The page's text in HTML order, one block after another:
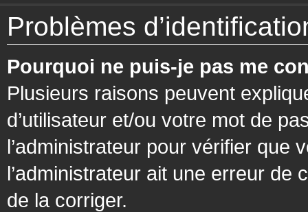
Problèmes
Pourquoi ne puis-je pas me
Plusieurs raisons peuvent
d’utilisateur et/ou votre mot de
l’administrateur pour vérifier que
l’administrateur ait une erreur de
de la corriger.